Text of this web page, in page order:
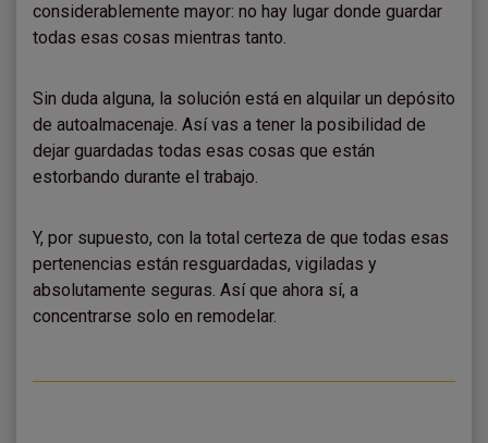
considerablemente mayor: no hay lugar donde guardar
todas esas cosas mientras tanto.
Sin duda alguna, la solución está en alquilar un depósito
de autoalmacenaje. Así vas a tener la posibilidad de
dejar guardadas todas esas cosas que están
estorbando durante el trabajo.
Y, por supuesto, con la total certeza de que todas esas
pertenencias están resguardadas, vigiladas y
absolutamente seguras. Así que ahora sí, a
concentrarse solo en remodelar.